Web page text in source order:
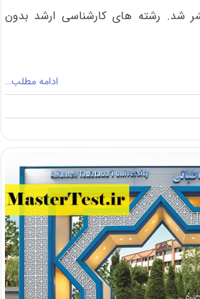
۱۴۰۲-۱۴۰۳ منتشر شد. رشته های کارشناسی ارشد بدون
ادامه مطلب…